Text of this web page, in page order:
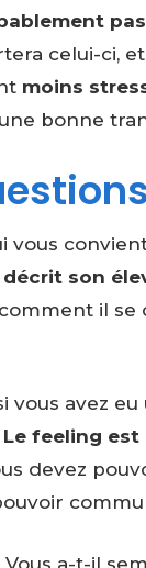
celui-ci,
moins
bonne
son
il
vous avez
Le feeling
devez
a-t-il